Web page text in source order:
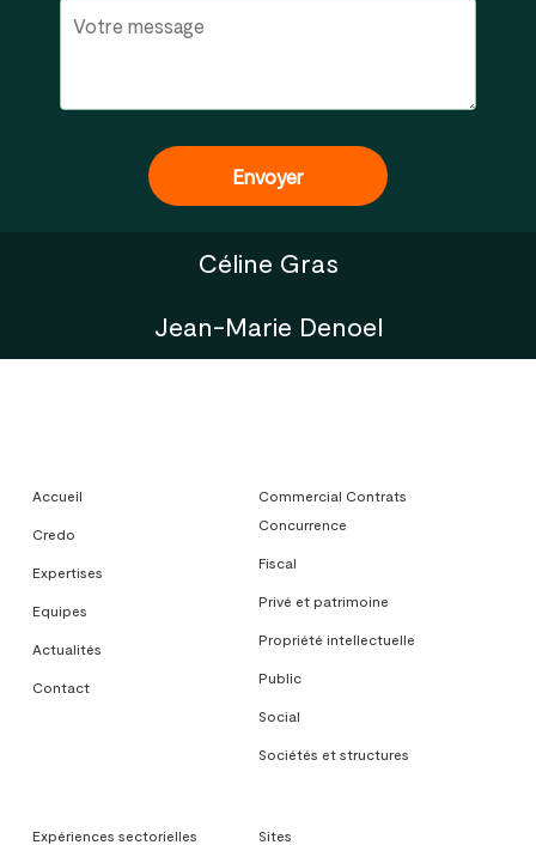
Céline Gras
Jean-Marie Denoel
Accueil
Credo
Expertises
Equipes
Actualités
Contact
Commercial Contrats
Concurrence
Fiscal
Privé et patrimoine
Propriété intellectuelle
Public
Social
Sociétés et structures
Expériences sectorielles Sites